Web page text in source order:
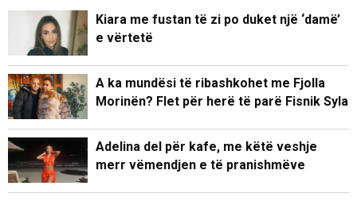
Kiara me fustan të zi po duket një ‘damë’
e vërtetë
A ka mundësi të ribashkohet me Fjolla
Morinën? Flet për herë të parë Fisnik Syla
Adelina del për kafe, me këtë veshje
merr vëmendjen e të pranishmëve